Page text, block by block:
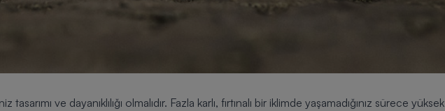
ve dayanıklılığı olmalıdır. Fazla karlı, fırtınalı bir iklimde yaşamadığınız sürece yüksek